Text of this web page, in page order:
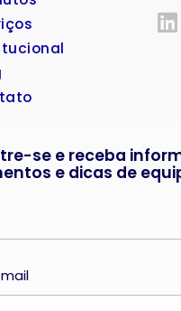
se e receba
e dicas de